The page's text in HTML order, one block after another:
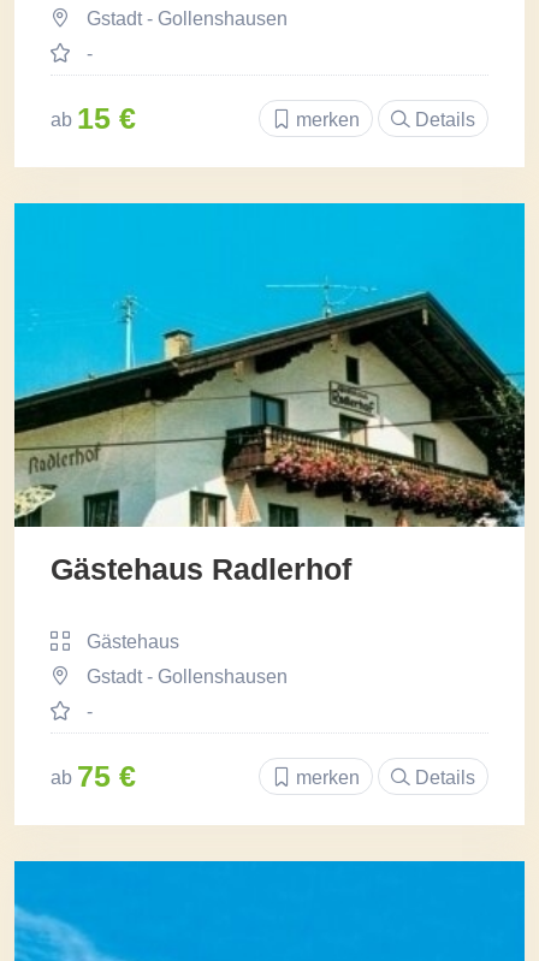
Gstadt - Gollenshausen
-
ab 15 € merken Details
Gästehaus Radlerhof
Gästehaus
Gstadt - Gollenshausen
-
ab 75 € merken Details